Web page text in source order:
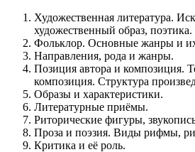
Художественная литература.
художественный образ, поэтика.
Фольклор. Основные жанры и
Направления, рода и жанры.
Позиция автора и композиция.
композиция. Структура
Образы и характеристики.
Литературные приёмы.
Риторические фигуры,
Проза и поэзия. Виды рифмы,
Критика и её роль.